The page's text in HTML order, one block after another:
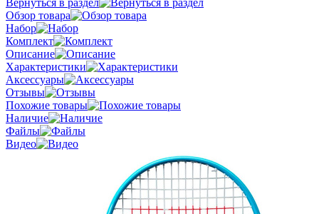
Вернуться в раздел
Обзор товара
Набор
Комплект
Описание
Характеристики
Аксессуары
Отзывы
Похожие товары
Наличие
Файлы
Видео